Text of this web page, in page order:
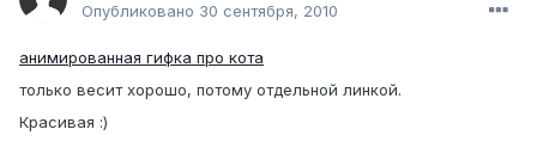
Опубликовано 30 сентября, 2010
анимированная гифка про кота
только весит хорошо, потому отдельной линкой.
Красивая :)